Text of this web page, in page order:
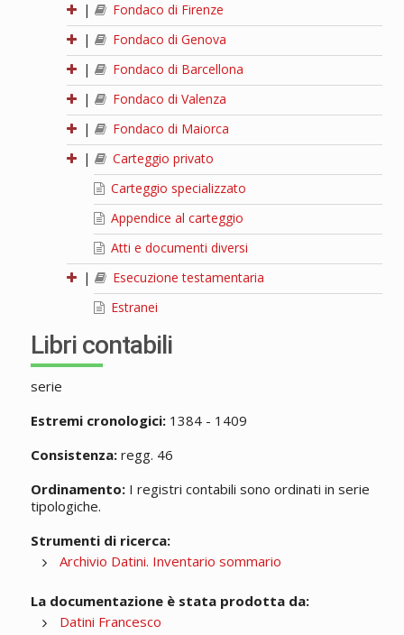
|
Fondaco di Firenze
|
Fondaco di Genova
|
Fondaco di Barcellona
|
Fondaco di Valenza
|
Fondaco di Maiorca
|
Carteggio privato
Carteggio specializzato
Appendice al carteggio
Atti e documenti diversi
|
Esecuzione testamentaria
Estranei
Libri contabili
serie
Estremi cronologici:1384 - 1409
Consistenza:regg. 46
Ordinamento:I registri contabili sono ordinati in serie
tipologiche.
Strumenti di ricerca:
Archivio Datini. Inventario sommario
La documentazione è stata prodotta da:
Datini Francesco